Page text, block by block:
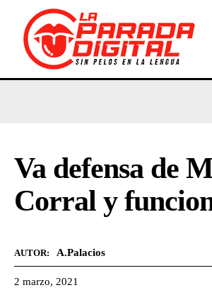
Va defensa de
Corral y
AUTOR: A.Palacios
2 marzo, 2021